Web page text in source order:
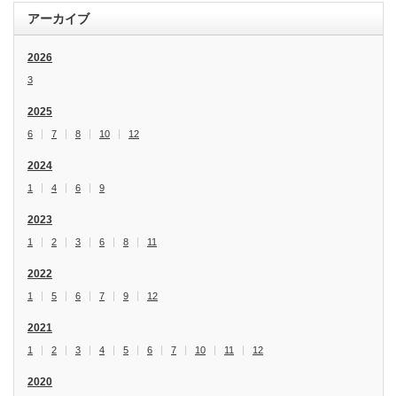
アーカイブ
2026
3
2025
6 7 8 10 12
2024
1 4 6 9
2023
1 2 3 6 8 11
2022
1 5 6 7 9 12
2021
1 2 3 4 5 6 7 10 11 12
2020